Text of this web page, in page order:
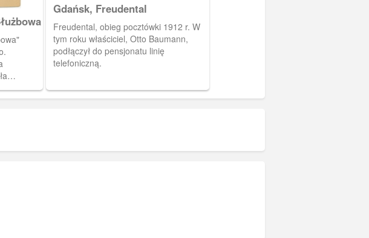
Gdańsk, Freudental
Freudental, obieg pocztówki 1912 r. W
tym roku właściciel, Otto Baumann,
podłączył do pensjonatu linię
telefoniczną.